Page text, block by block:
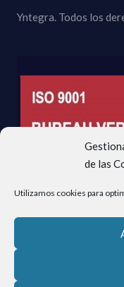
de las
Utilizamos cookies para
Yntegra. Todos los